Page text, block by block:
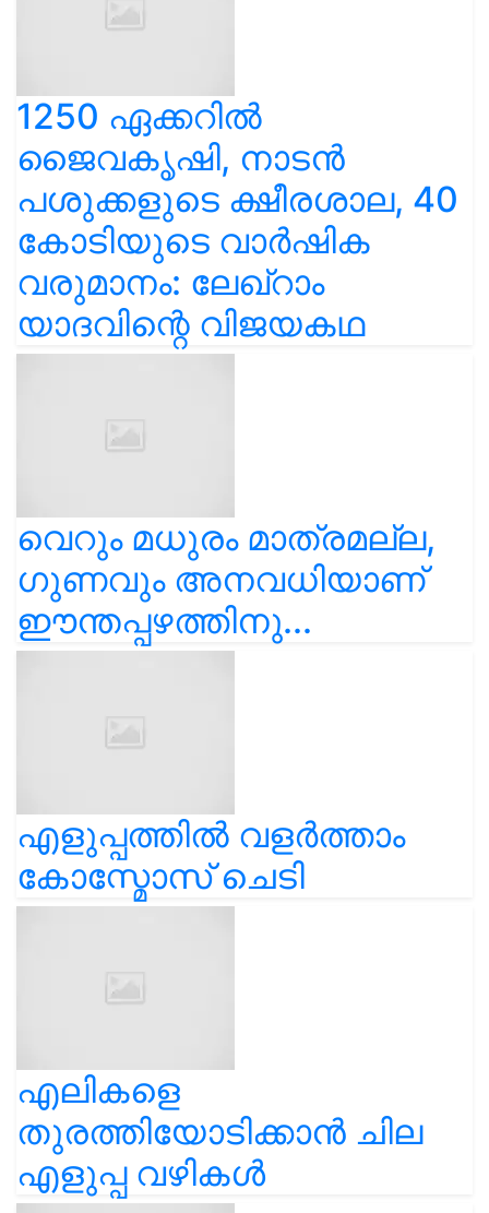
1250 ഏക്കറിൽ
ജൈവകൃഷി, നാടൻ
പശുക്കളുടെ ക്ഷീരശാല, 40
കോടിയുടെ വാർഷിക
വരുമാനം: ലേഖ്‌റാം
യാദവിന്റെ വിജയകഥ
വെറും മധുരം മാത്രമല്ല,
ഗുണവും അനവധിയാണ്
ഈന്തപ്പഴത്തിനു...
എളുപ്പത്തിൽ വളർത്താം
കോസ്മോസ് ചെടി
എലികളെ
തുരത്തിയോടിക്കാൻ ചില
എളുപ്പ വഴികൾ